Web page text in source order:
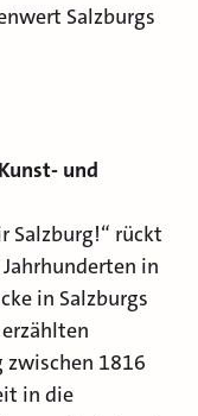
Salzburgs
und
Salzburg!“ rückt
in
in Salzburgs
zwischen 1816
in die